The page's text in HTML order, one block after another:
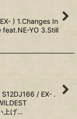
) 1.Changes In
feat.NE-YO 3.Still
/ EX- .
上げ…